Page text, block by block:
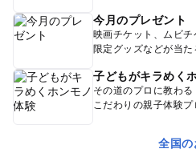
今月のプレゼント
映画チケット、ムビチ
限定グッズなどが当た
子どもがキラめく
その道のプロに教わる
こだわりの親子体験プ
全国の